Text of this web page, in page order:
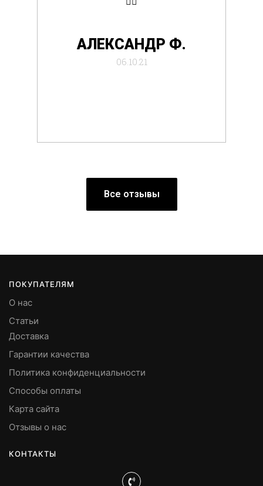
АЛЕКСАНДР Ф.
06.10.21
Все отзывы
ПОКУПАТЕЛЯМ
О нас
Статьи
Доставка
Гарантии качества
Политика конфиденциальности
Способы оплаты
Карта сайта
Отзывы о нас
КОНТАКТЫ